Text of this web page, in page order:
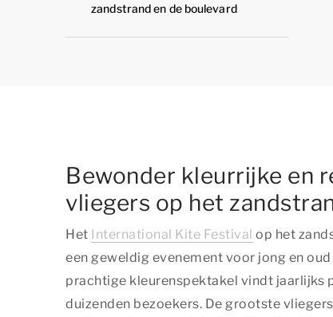
zandstrand en de boulevard
Bewonder kleurrijke en
vliegers op het
Het International Kite Festival op het
een geweldig evenement voor jong en
prachtige kleurenspektakel vindt jaarlijks
duizenden bezoekers. De grootste